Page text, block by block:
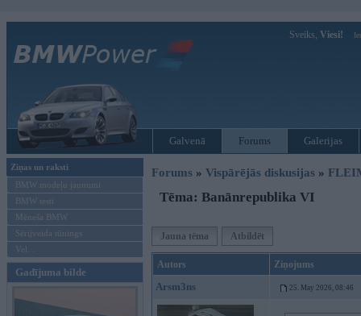
Sveiks, Viesi!
Galvenā Forums Galerijas
Ziņas un raksti
BMW modeļu jaunumi
BMW testi
Mēneša BMW
Sērijveida tūnings
Vel...
Gadījuma bilde
Forums » Vispārējās diskusijas »
Tēma: Banānrepublika VI
Jauna tēma Atbildēt
Autors Ziņojums
Arsm3ns 25. May 2026, 08:46